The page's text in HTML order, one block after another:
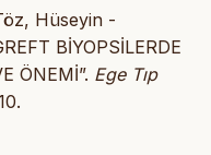
Hüseyin -
BİYOPSİLERDE
ÖNEMİ”. Ege Tıp